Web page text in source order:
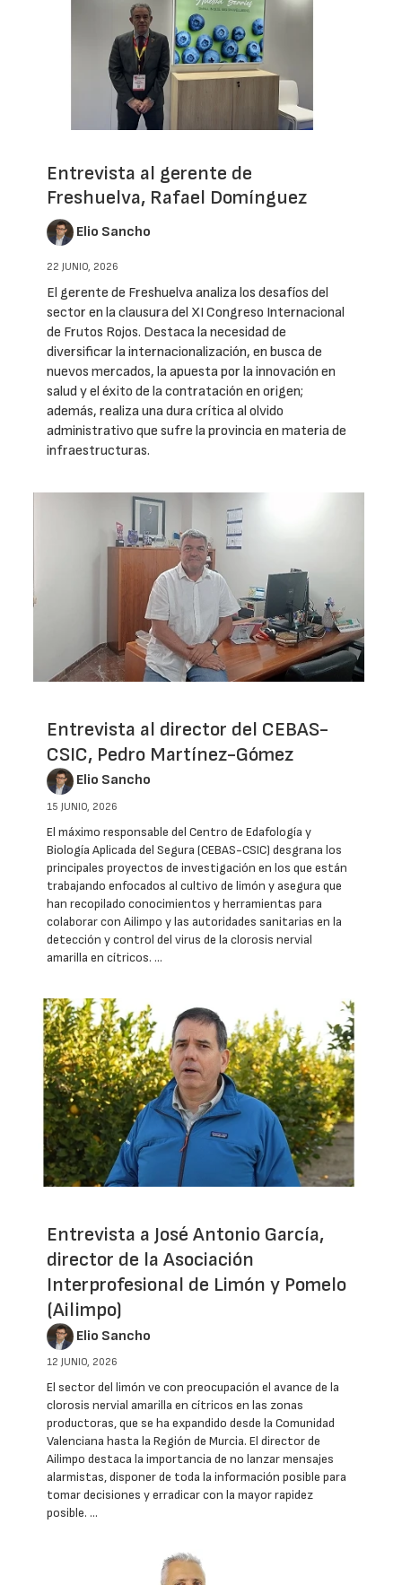
Entrevista al gerente de
Freshuelva, Rafael Domínguez
Elio Sancho
22 JUNIO, 2026
El gerente de Freshuelva analiza los desafíos del
sector en la clausura del XI Congreso Internacional
de Frutos Rojos. Destaca la necesidad de
diversificar la internacionalización, en busca de
nuevos mercados, la apuesta por la innovación en
salud y el éxito de la contratación en origen;
además, realiza una dura crítica al olvido
administrativo que sufre la provincia en materia de
infraestructuras.
Entrevista al director del CEBAS-
CSIC, Pedro Martínez-Gómez
Elio Sancho
15 JUNIO, 2026
El máximo responsable del Centro de Edafología y
Biología Aplicada del Segura (CEBAS-CSIC) desgrana los
principales proyectos de investigación en los que están
trabajando enfocados al cultivo de limón y asegura que
han recopilado conocimientos y herramientas para
colaborar con Ailimpo y las autoridades sanitarias en la
detección y control del virus de la clorosis nervial
amarilla en cítricos. …
Entrevista a José Antonio García,
director de la Asociación
Interprofesional de Limón y Pomelo
(Ailimpo)
Elio Sancho
12 JUNIO, 2026
El sector del limón ve con preocupación el avance de la
clorosis nervial amarilla en cítricos en las zonas
productoras, que se ha expandido desde la Comunidad
Valenciana hasta la Región de Murcia. El director de
Ailimpo destaca la importancia de no lanzar mensajes
alarmistas, disponer de toda la información posible para
tomar decisiones y erradicar con la mayor rapidez
posible. …